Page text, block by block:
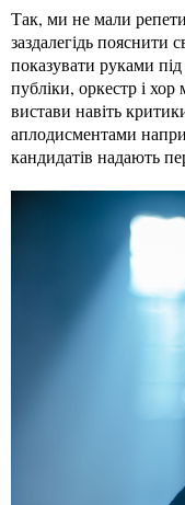
Так, ми не мали
заздалегідь пояснити
показувати руками
публіки, оркестр і хор
вистави навіть
аплодисментами
кандидатів надають